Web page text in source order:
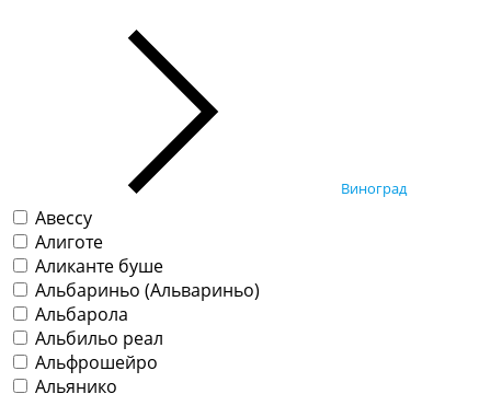
Виноград
Авессу
Алиготе
Аликанте буше
Альбариньо (Альвариньо)
Альбарола
Альбильо реал
Альфрошейро
Альянико